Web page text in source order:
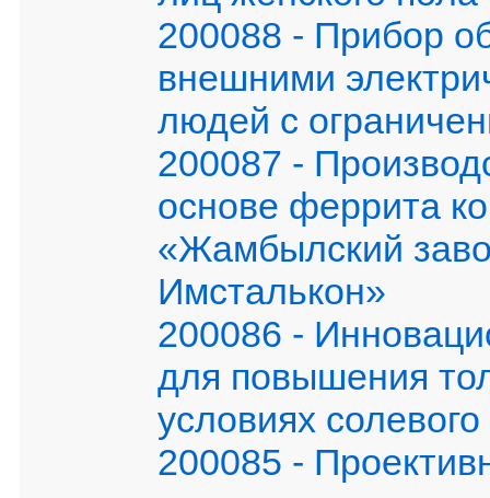
200088 - Прибор
внешними
людей с
200087 -
основе феррита
«Жамбылский
Имсталькон»
200086 -
для повышения
условиях
200085 -